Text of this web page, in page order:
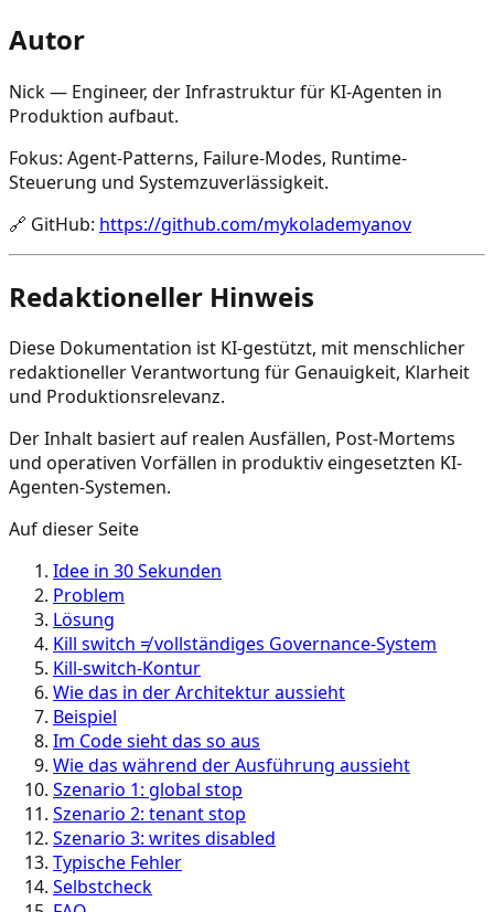
Autor
Nick — Engineer, der Infrastruktur für KI-Agenten in
Produktion aufbaut.
Fokus: Agent-Patterns, Failure-Modes, Runtime-
Steuerung und Systemzuverlässigkeit.
🔗 GitHub: https://github.com/mykolademyanov
Redaktioneller Hinweis
Diese Dokumentation ist KI-gestützt, mit menschlicher
redaktioneller Verantwortung für Genauigkeit, Klarheit
und Produktionsrelevanz.
Der Inhalt basiert auf realen Ausfällen, Post-Mortems
und operativen Vorfällen in produktiv eingesetzten KI-
Agenten-Systemen.
Auf dieser Seite
Idee in 30 Sekunden
Problem
Lösung
Kill switch ≠ vollständiges Governance-System
Kill-switch-Kontur
Wie das in der Architektur aussieht
Beispiel
Im Code sieht das so aus
Wie das während der Ausführung aussieht
Szenario 1: global stop
Szenario 2: tenant stop
Szenario 3: writes disabled
Typische Fehler
Selbstcheck